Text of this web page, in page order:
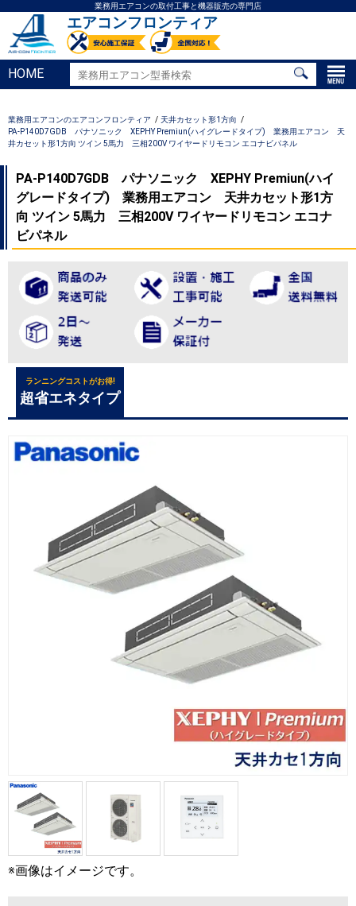
業務用エアコンの取付工事と機器販売の専門店
エアコンフロンティア
HOME
業務用エアコンのエアコンフロンティア
天井カセット形1方向
PA-P140D7GDB パナソニック XEPHY Premiun(ハイグレードタイプ) 業務用エアコン 天
井カセット形1方向 ツイン 5馬力 三相200V ワイヤードリモコン エコナビパネル
PA-P140D7GDB パナソニック XEPHY Premiun(ハイ
グレードタイプ) 業務用エアコン 天井カセット形1方
向 ツイン 5馬力 三相200V ワイヤードリモコン エコナ
ビパネル
ランニングコストがお得!
超省エネタイプ
※画像はイメージです。